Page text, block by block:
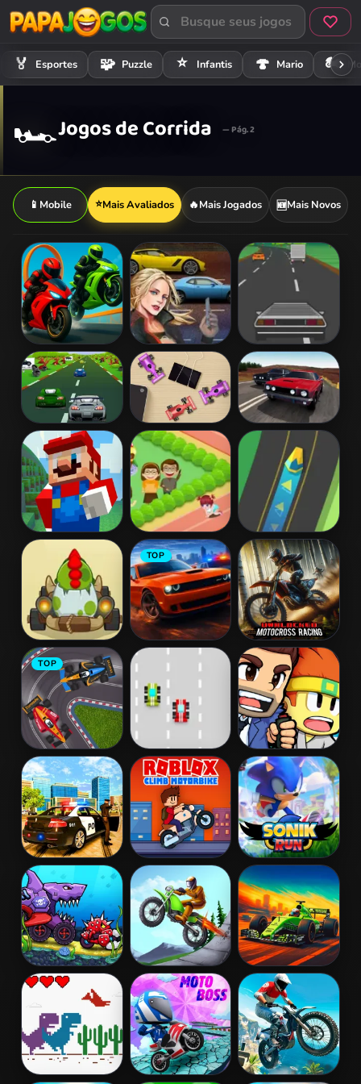
🏅 Esportes 🧩 Puzzle ⭐ Infantis 🍄 Mario 🏍️
🏎️Jogos de Corrida — Pág. 2
📱 Mobile ⭐Mais Avaliados 🔥Mais Jogados 🆕Mais Novos
Crazy Bike
Stunts PvP
Grand Racer Speed Racer 2
Furius Racing Tiny Race V8 Racing
Super Mario
MineCraft
Runner
Baby Mia
Crawling
Contest
Racetime
Kizi Kart
Racing
TOP
Challenger City
Driver
Unblocked
Motocross
Racing
TOP
Formula Racers Retro Speed 2 Battle Racing
Stars
Grand Vegas
Simulator
Roblox Climb
Motorbike
SoniK Run
Car Eats Car:
Underwater
Adventure
Bike Racing Formula Traffic
Racer